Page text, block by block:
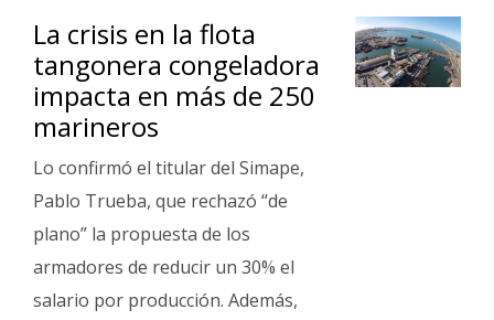
La crisis en la flota
tangonera congeladora
impacta en más de 250
marineros
Lo confirmó el titular del Simape,
Pablo Trueba, que rechazó “de
plano” la propuesta de los
armadores de reducir un 30% el
salario por producción. Además,